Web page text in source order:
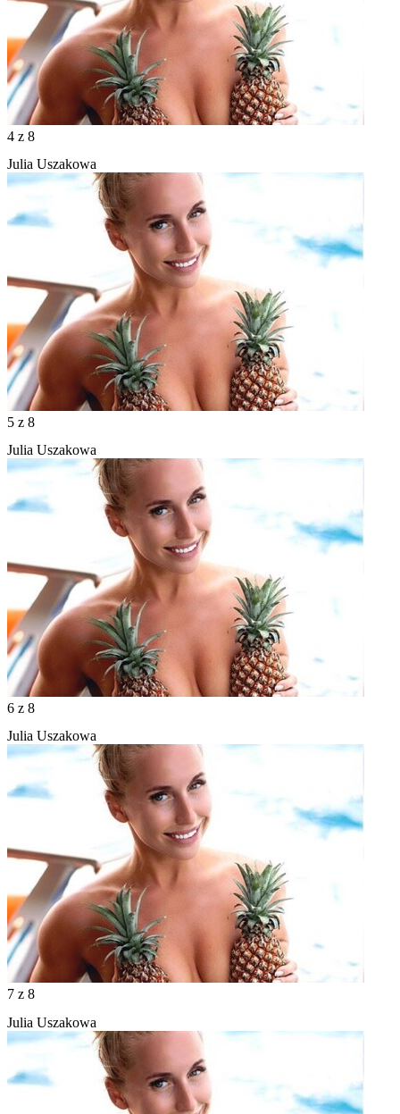
4 z 8
Julia Uszakowa
5 z 8
Julia Uszakowa
6 z 8
Julia Uszakowa
7 z 8
Julia Uszakowa